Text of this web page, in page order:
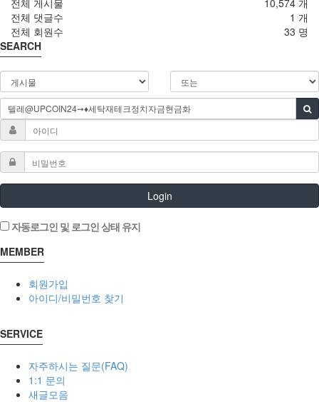
10,574 개
전체 게시물
1 개
전체 댓글수
33 명
전체 회원수
SEARCH
Login
자동로그인 및 로그인 상태 유지
MEMBER
회원가입
아이디/비밀번호 찾기
SERVICE
자주하시는 질문(FAQ)
1:1 문의
새글모음